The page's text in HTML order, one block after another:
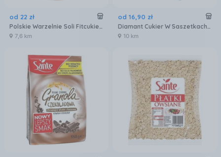
od 22 zł
Polskie Warzelnie Soli Fitcukier Flower Power Cukier Kwiatowo-Ziołowy - Doypack - 100g
7,6 km
od 16,90 zł
Diamant Cukier W Saszetkach 1kg Biały 5x200g
10 km